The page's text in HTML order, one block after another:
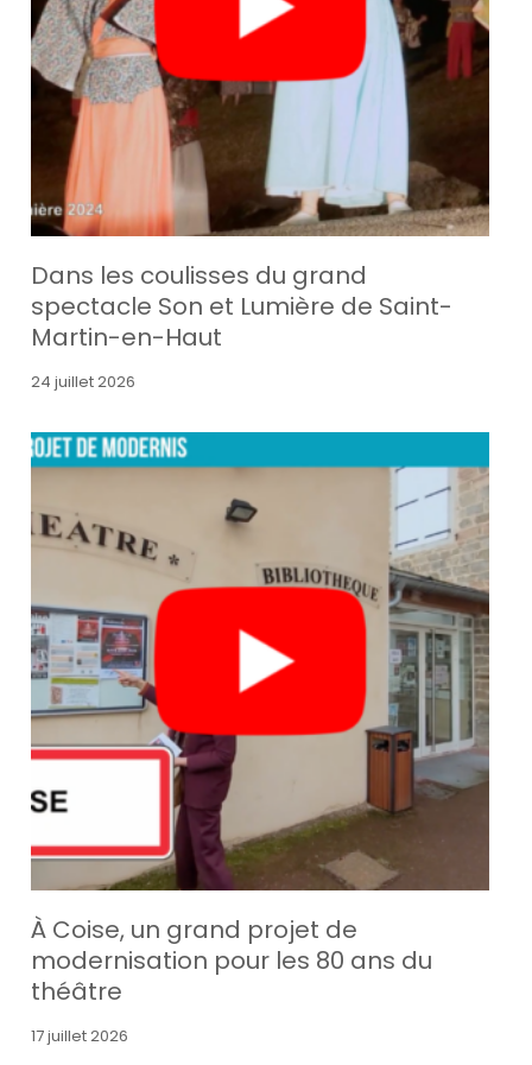
Dans les coulisses du grand
spectacle Son et Lumière de Saint-
Martin-en-Haut
24 juillet 2026
À Coise, un grand projet de
modernisation pour les 80 ans du
théâtre
17 juillet 2026